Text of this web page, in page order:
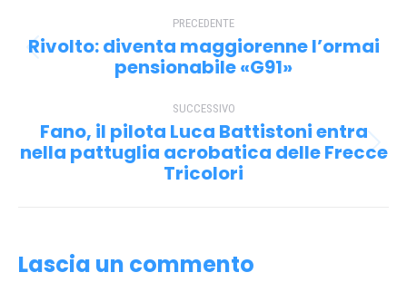
tra PRECEDENTE
Post
precedente:
Rivolto: diventa maggiorenne l’ormai
pensionabile «G91»
SUCCESSIVO
Prossimo
post:
Fano, il pilota Luca Battistoni entra
nella pattuglia acrobatica delle Frecce
Tricolori
Lascia un commento